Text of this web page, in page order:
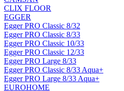
CLIX FLOOR
EGGER
Egger PRO Classic 8/32
Egger PRO Classic 8/33
Egger PRO Classic 10/33
Egger PRO Classic 12/33
Egger PRO Large 8/33
Egger PRO Classic 8/33 Aqua+
Egger PRO Large 8/33 Aqua+
EUROHOME